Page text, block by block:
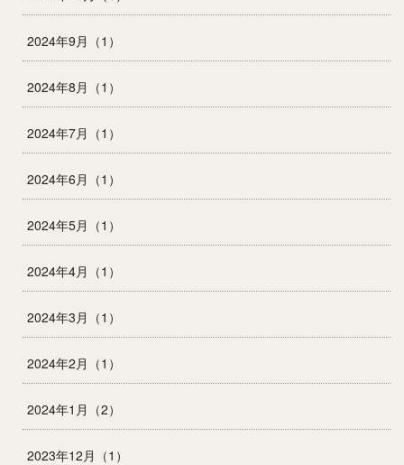
2024年9月（1）
2024年8月（1）
2024年7月（1）
2024年6月（1）
2024年5月（1）
2024年4月（1）
2024年3月（1）
2024年2月（1）
2024年1月（2）
2023年12月（1）